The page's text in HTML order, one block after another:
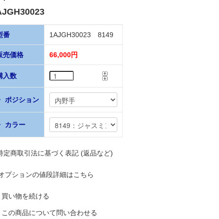
番 1AJGH30023 8149
売価格 66,000円
入数
ポジション
カラー
定商取引法に基づく表記 (返品など)
プションの値段詳細はこちら
買い物を続ける
この商品について問い合わせる